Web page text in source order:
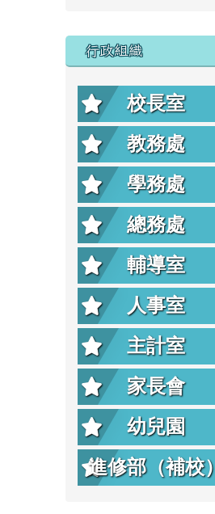
行政組織
校長室
教務處
學務處
總務處
輔導室
人事室
主計室
家長會
幼兒園
進修部（補校）